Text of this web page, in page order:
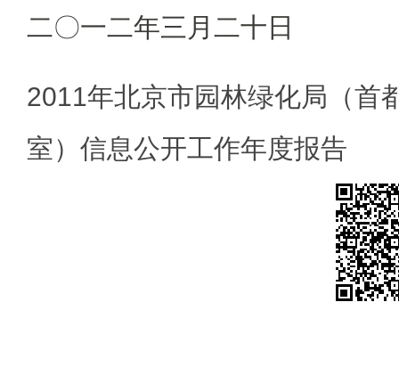
二〇一二年三月二十日
2011年北京市园林绿化局（首
室）信息公开工作年度报告